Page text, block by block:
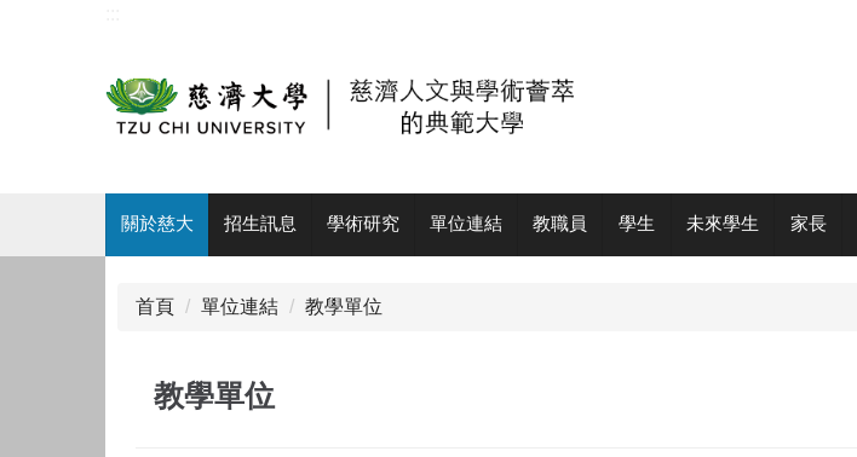
關於慈大 招生訊息 學術研究 單位連結 教職員 學生 未來學生 家長
:::
首頁 單位連結 教學單位
教學單位